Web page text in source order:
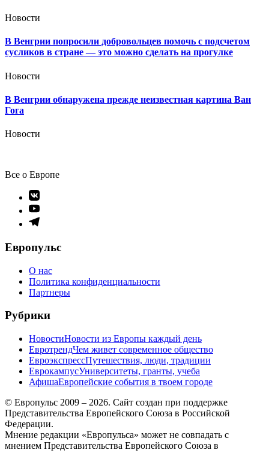
Новости
В Венгрии попросили добровольцев помочь с подсчетом
сусликов в стране — это можно сделать на прогулке
Новости
В Венгрии обнаружена прежде неизвестная картина Ван
Гога
Новости
Все о Европе
Элемент
меню
Элемент
меню
Элемент
Европульс
О нас
Политика конфиденциальности
Партнеры
Рубрики
НовостиНовости из Европы каждый день
ЕвротрендЧем живет современное общество
ЕвроэкспрессПутешествия, люди, традиции
ЕврокампусУниверситеты, гранты, учеба
АфишаЕвропейские события в твоем городе
© Европульс 2009 – 2026. Сайт создан при поддержке
Представительства Европейского Союза в Российской
Федерации.
Мнение редакции «Европульса» может не совпадать с
мнением Представительства Европейского Союза в